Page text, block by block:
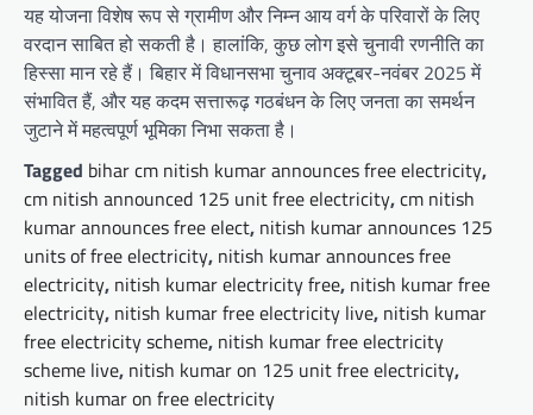
यह योजना विशेष रूप से ग्रामीण और निम्न आय वर्ग के परिवारों के लिए
वरदान साबित हो सकती है। हालांकि, कुछ लोग इसे चुनावी रणनीति का
हिस्सा मान रहे हैं। बिहार में विधानसभा चुनाव अक्टूबर-नवंबर 2025 में
संभावित हैं, और यह कदम सत्तारूढ़ गठबंधन के लिए जनता का समर्थन
जुटाने में महत्वपूर्ण भूमिका निभा सकता है।
Tagged bihar cm nitish kumar announces free electricity,
cm nitish announced 125 unit free electricity,cm nitish
kumar announces free elect, nitish kumar announces 125
units of free electricity, nitish kumar announces free
electricity, nitish kumar electricity free, nitish kumar free
electricity, nitish kumar free electricity live, nitish kumar
free electricity scheme, nitish kumar free electricity
scheme live, nitish kumar on 125 unit free electricity,
nitish kumar on free electricity